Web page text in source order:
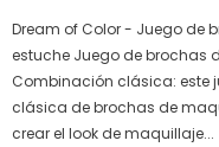
Dream of Color - Juego de
estuche Juego de brochas
Combinación clásica: este
clásica de brochas de
crear el look de maquillaje...